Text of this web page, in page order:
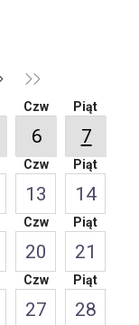
Czw
6
Piąt
7
Czw
13
Piąt
14
Czw
20
Piąt
21
Czw
27
Piąt
28